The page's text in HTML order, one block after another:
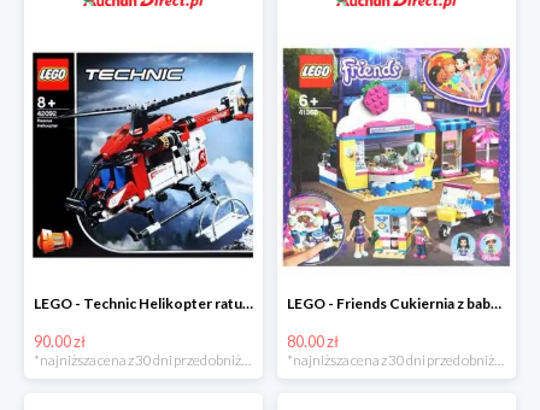
LEGO - Technic Helikopter ratunkowy w super cenie
90.00 zł
LEGO - Friends Cukiernia z babeczkami Olivii w super cenie
80.00 zł